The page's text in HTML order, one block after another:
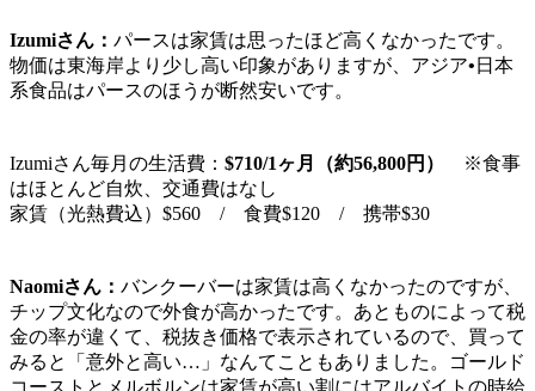
Izumiさん： パースは家賃は思ったほど高くなかったです。
物価は東海岸より少し高い印象がありますが、 アジア• 日本
系食品はパースのほうが断然安いです。
Izumiさん毎月の生活費： $710/1ヶ月（約56,800円）
※食事
はほとんど自炊、交通費はなし
家賃（光熱費込）$560 / 食費$120 / 携帯$30
Naomiさん： バンクーバーは家賃は高くなかったのですが、
チップ文化なので外食が高かったです。あとものによって税
金の率が違くて、税抜き価格で表示されているので、買って
みると「意外と高い…」なんてこともありました。
ゴールド
コーストとメルボルンは家賃が高い割にはアルバイトの時給